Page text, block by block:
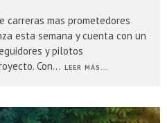
carreras mas prometedores
esta semana y cuenta con un
y pilotos
Con... LEER MÁS...